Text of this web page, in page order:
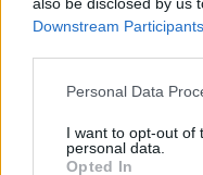
Downstream Participants
Personal Data
I want to opt-out of
personal data.
Opted In
„Šiais metais
bus apdovanoti
didžiausią
„Startup Fair“,